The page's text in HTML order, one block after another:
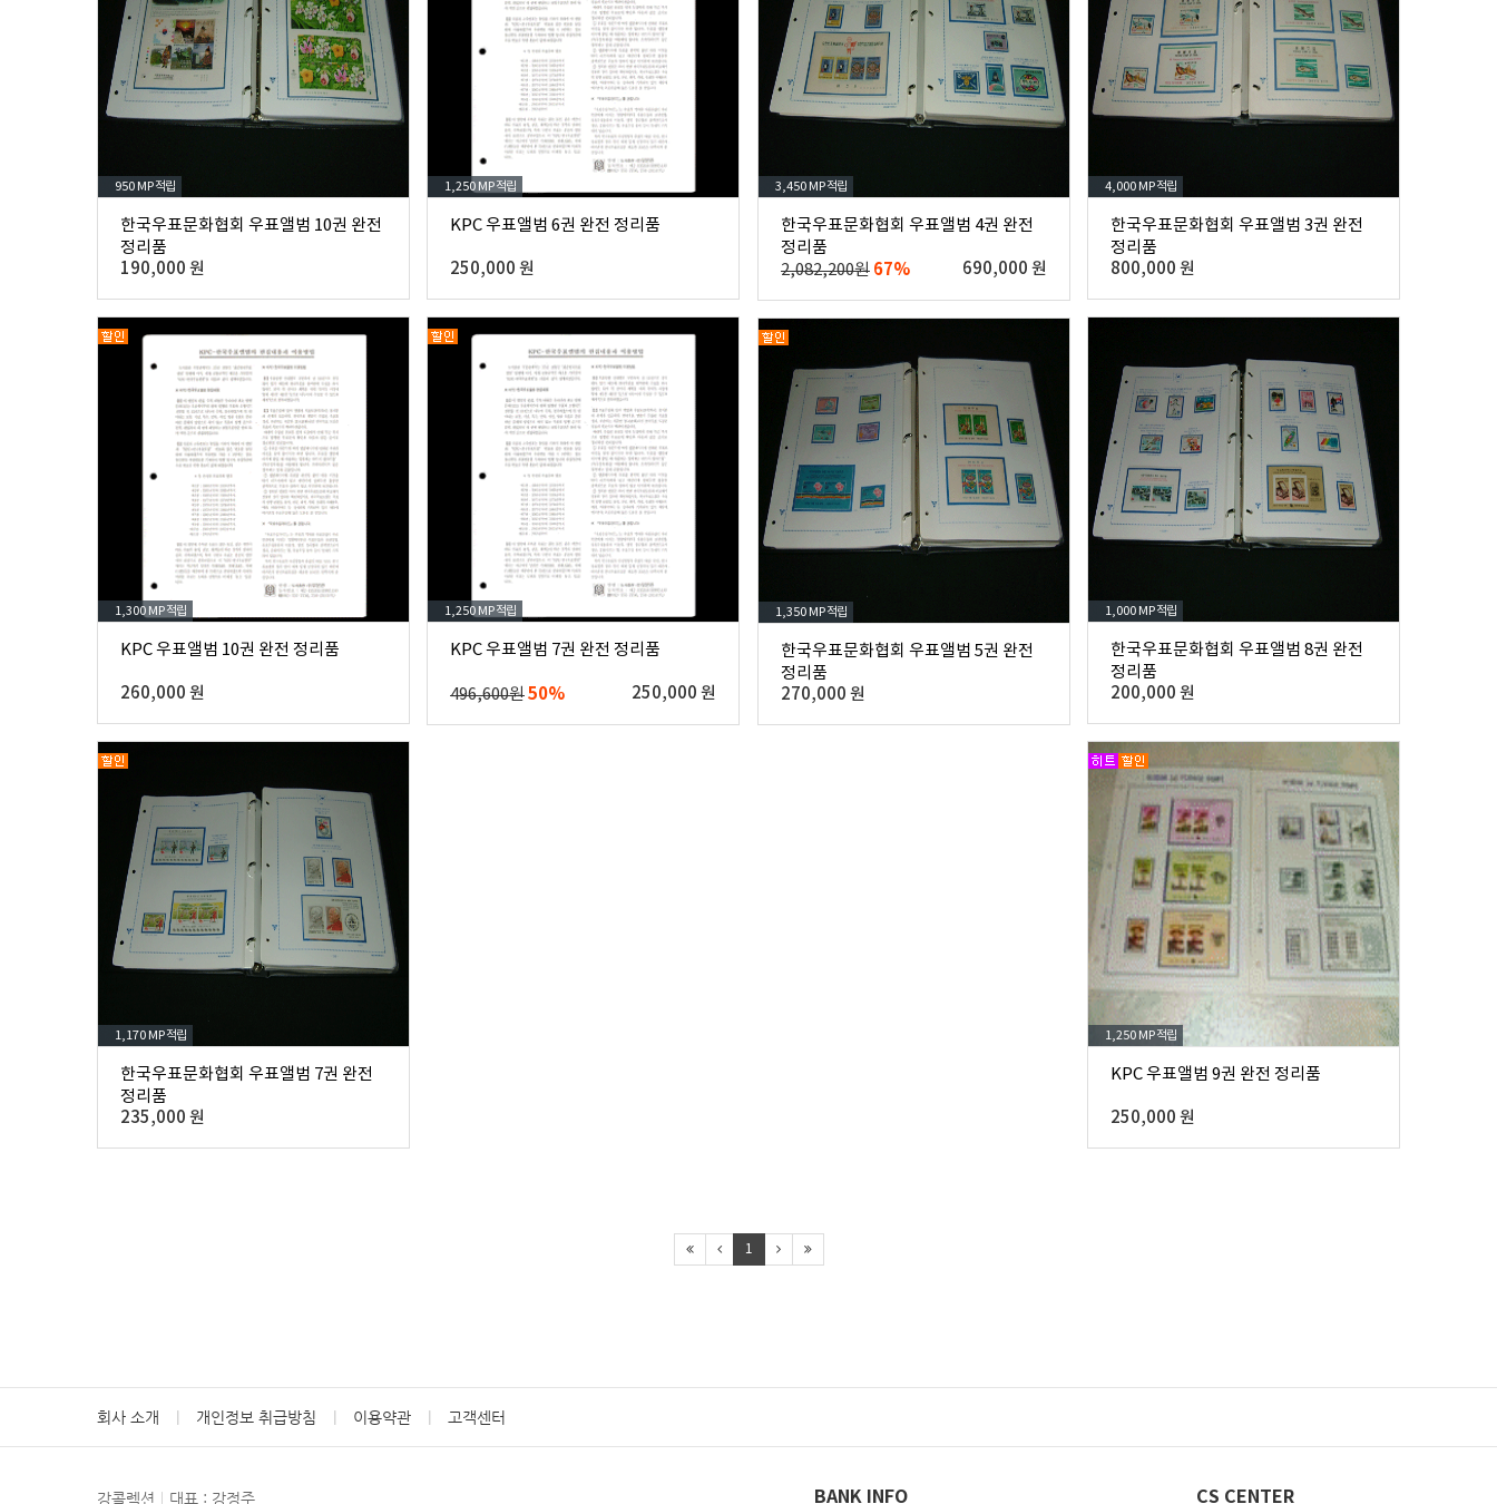
950 MP적립
한국우표문화협회 우표앨범 10권 완전
정리품
190,000 원
1,250 MP적립
KPC 우표앨범 6권 완전 정리품
250,000 원
3,450 MP적립
한국우표문화협회 우표앨범 4권 완전
정리품
2,082,200원 67% 690,000 원
4,000 MP적립
한국우표문화협회 우표앨범 3권 완전
정리품
800,000 원
1,300 MP적립
KPC 우표앨범 10권 완전 정리품
260,000 원
1,250 MP적립
KPC 우표앨범 7권 완전 정리품
496,600원50% 250,000 원
1,000 MP적립
한국우표문화협회 우표앨범 8권 완전
정리품
200,000 원
1,350 MP적립
한국우표문화협회 우표앨범 5권 완전
정리품
270,000 원
1,170 MP적립
한국우표문화협회 우표앨범 7권 완전
정리품
235,000 원
1,250 MP적립
KPC 우표앨범 9권 완전 정리품
250,000 원
1
회사 소개 개인정보 취급방침 이용약관 고객센터
CS CENTER
BANK INFO
강콜렉션 대표 : 강정주